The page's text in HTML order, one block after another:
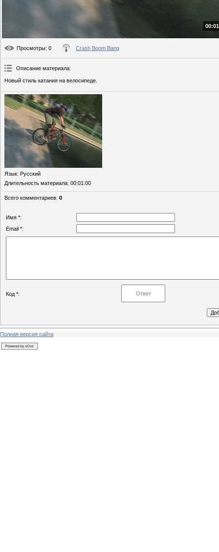
Просмотры: 0 Crash Boom Bang
Описание материала:
Новый стиль катания на велосипеде.
Язык: Русский
Длительность материала: 00:01:00
Всего комментариев: 0
Имя *:
Email *:
Код *:
Полная версия сайта